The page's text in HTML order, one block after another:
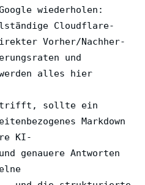
wiederholen:
Cloudflare-
Vorher/Nachher-
und
alles hier
zutrifft, sollte ein
Markdown
KI-
genauere Antworten